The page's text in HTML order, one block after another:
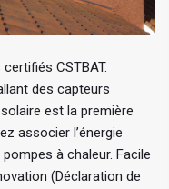
CSTBAT.
des capteurs
est la première
associer l’énergie
à chaleur. Facile
(Déclaration de